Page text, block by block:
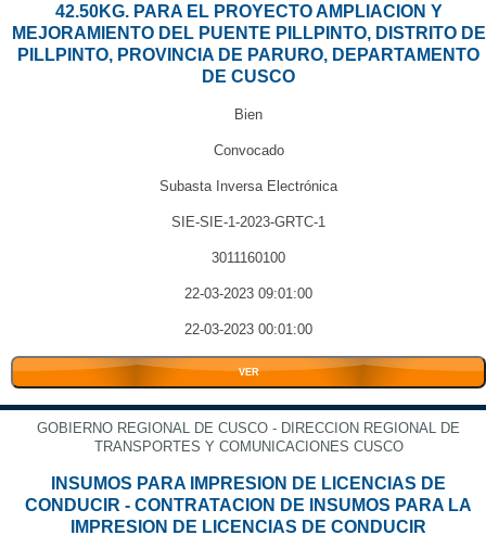
42.50KG. PARA EL PROYECTO AMPLIACION Y
MEJORAMIENTO DEL PUENTE PILLPINTO, DISTRITO DE
PILLPINTO, PROVINCIA DE PARURO, DEPARTAMENTO
DE CUSCO
Bien
Convocado
Subasta Inversa Electrónica
SIE-SIE-1-2023-GRTC-1
3011160100
22-03-2023 09:01:00
22-03-2023 00:01:00
VER
GOBIERNO REGIONAL DE CUSCO - DIRECCION REGIONAL DE
TRANSPORTES Y COMUNICACIONES CUSCO
INSUMOS PARA IMPRESION DE LICENCIAS DE
CONDUCIR - CONTRATACION DE INSUMOS PARA LA
IMPRESION DE LICENCIAS DE CONDUCIR